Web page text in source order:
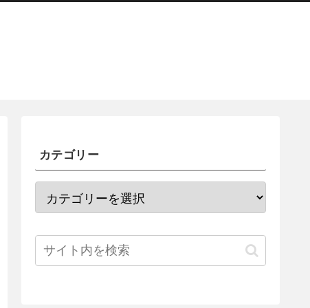
カテゴリー